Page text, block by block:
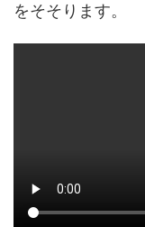
をそそります。